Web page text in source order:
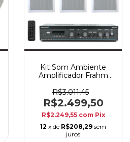
Kit Som Ambiente
Amplificador Frahm
6 Arandelas JBL
6CO1Q
R$3.011,45
R$2.499,50
R$2.249,55 com Pix
12 x de R$208,29 sem
juros